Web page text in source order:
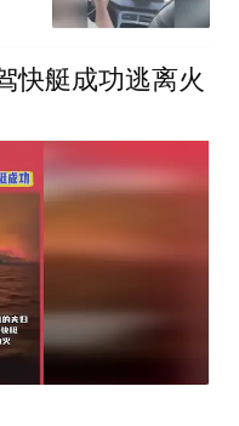
快艇成功逃离火